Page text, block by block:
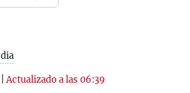
|Actualizado a las 06:39